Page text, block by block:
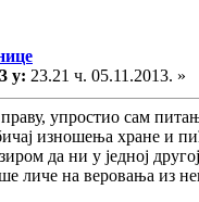
у: 23.21 ч. 05.11.2013. »
упростио сам
изношења хране и
да ни у једној
личе на веровања из